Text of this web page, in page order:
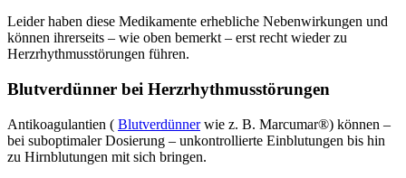
Leider haben diese Medikamente erhebliche Nebenwirkungen und
können ihrerseits – wie oben bemerkt – erst recht wieder zu
Herzrhythmusstörungen führen.
Blutverdünner bei Herzrhythmusstörungen
Antikoagulantien ( Blutverdünnerwie z. B. Marcumar®) können –
bei suboptimaler Dosierung – unkontrollierte Einblutungen bis hin
zu Hirnblutungen mit sich bringen.